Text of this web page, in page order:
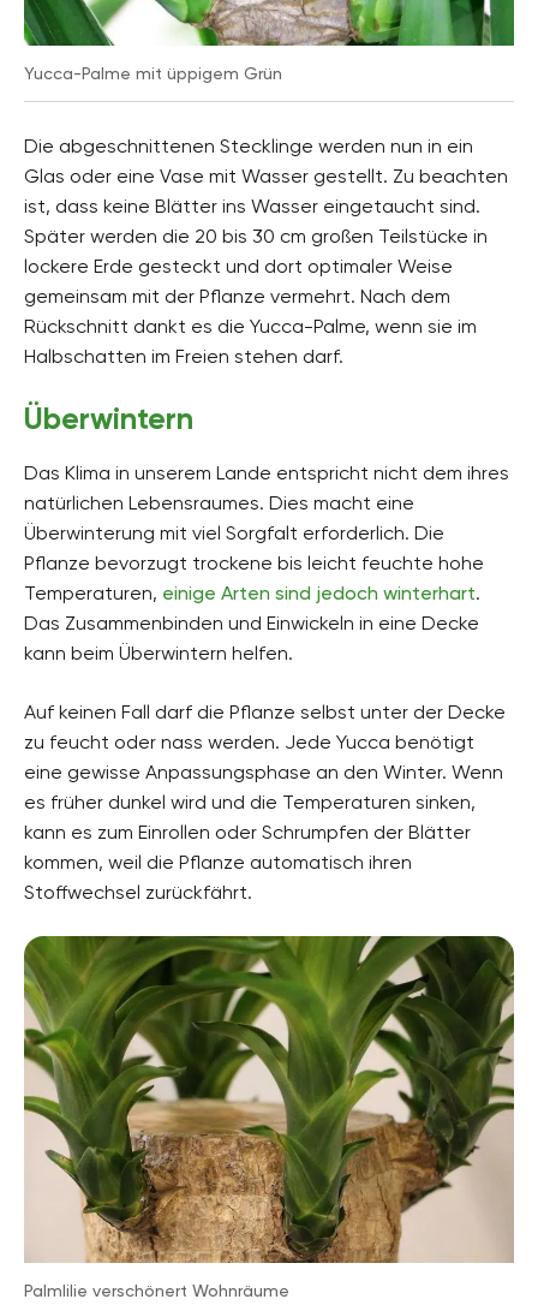
Yucca-Palme mit üppigem Grün
Die abgeschnittenen Stecklinge werden nun in ein
Glas oder eine Vase mit Wasser gestellt. Zu beachten
ist, dass keine Blätter ins Wasser eingetaucht sind.
Später werden die 20 bis 30 cm großen Teilstücke in
lockere Erde gesteckt und dort optimaler Weise
gemeinsam mit der Pflanze vermehrt. Nach dem
Rückschnitt dankt es die Yucca-Palme, wenn sie im
Halbschatten im Freien stehen darf.
Überwintern
Das Klima in unserem Lande entspricht nicht dem ihres
natürlichen Lebensraumes. Dies macht eine
Überwinterung mit viel Sorgfalt erforderlich. Die
Pflanze bevorzugt trockene bis leicht feuchte hohe
Temperaturen, einige Arten sind jedoch winterhart.
Das Zusammenbinden und Einwickeln in eine Decke
kann beim Überwintern helfen.
Auf keinen Fall darf die Pflanze selbst unter der Decke
zu feucht oder nass werden. Jede Yucca benötigt
eine gewisse Anpassungsphase an den Winter. Wenn
es früher dunkel wird und die Temperaturen sinken,
kann es zum Einrollen oder Schrumpfen der Blätter
kommen, weil die Pflanze automatisch ihren
Stoffwechsel zurückfährt.
Palmlilie verschönert Wohnräume